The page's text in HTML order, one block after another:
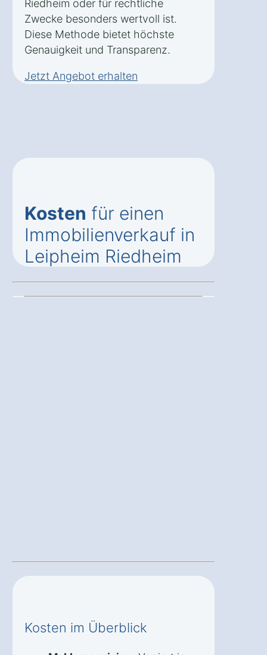
Riedheim oder für rechtliche
Zwecke besonders wertvoll ist.
Diese Methode bietet höchste
Genauigkeit und Transparenz.
Jetzt Angebot erhalten
Kosten für einen
Immobilienverkauf in
Leipheim Riedheim
Kosten im Überblick